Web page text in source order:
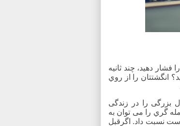
فشار دهید، چند ثانیه
انگشتتان را از روي
بزرگی را در زندگی
گري را می توان به
نسبت داد. اگرقبل